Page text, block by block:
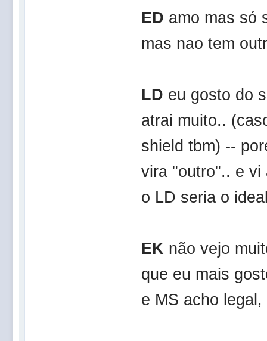
ED amo mas só
mas nao tem
LD eu gosto do
atrai muito..
shield tbm) --
vira "outro".. e vi
o LD seria o
EK não vejo
que eu mais
e MS acho